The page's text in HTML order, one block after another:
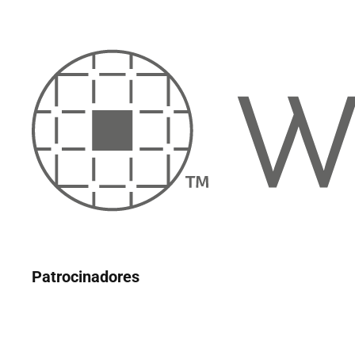
Patrocinadores